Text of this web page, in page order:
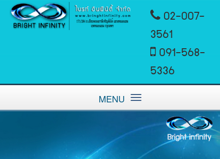
02-007-
3561
091-568-
5336
MENU